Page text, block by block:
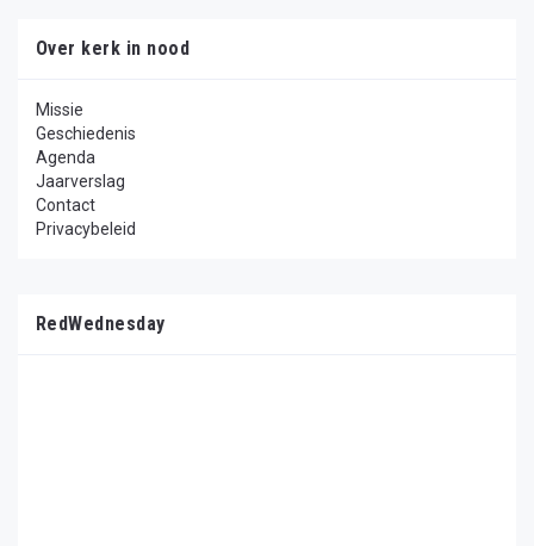
Over kerk in nood
Missie
Geschiedenis
Agenda
Jaarverslag
Contact
Privacybeleid
RedWednesday